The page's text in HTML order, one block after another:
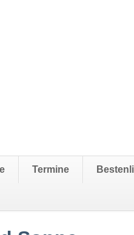
Termine